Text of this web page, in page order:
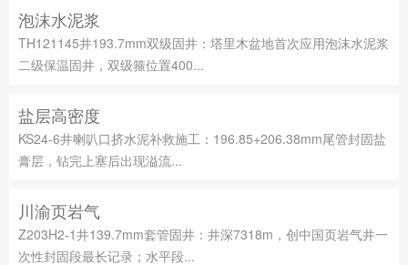
泡沫水泥浆
TH121145井193.7mm双级固井：塔里木盆地首次应用泡沫水泥浆
二级保温固井，双级箍位置400...
盐层高密度
KS24-6井喇叭口挤水泥补救施工：196.85+206.38mm尾管封固盐
膏层，钻完上塞后出现溢流...
川渝页岩气
Z203H2-1井139.7mm套管固井：井深7318m，创中国页岩气井一
次性封固段最长记录；水平段...